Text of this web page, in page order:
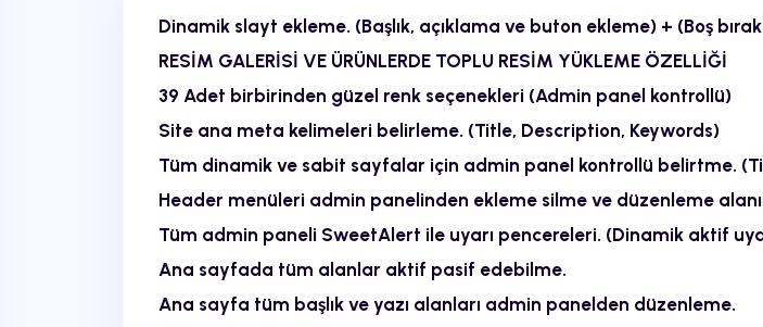
Dinamik slayt ekleme. (Başlık, açıklama ve buton ekleme) + (Boş
RESİM GALERİSİ VE ÜRÜNLERDE TOPLU RESİM YÜKLEME ÖZELLİĞİ
39 Adet birbirinden güzel renk seçenekleri (Admin panel kontrollü)
Site ana meta kelimeleri belirleme. (Title, Description, Keywords)
Tüm dinamik ve sabit sayfalar için admin panel kontrollü belirtme.
Header menüleri admin panelinden ekleme silme ve düzenleme
Tüm admin paneli SweetAlert ile uyarı pencereleri. (Dinamik aktif
Ana sayfada tüm alanlar aktif pasif edebilme.
Ana sayfa tüm başlık ve yazı alanları admin panelden düzenleme.